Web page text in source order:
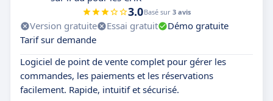
3.0Basé sur 3 avis
Version gratuite Essai gratuit
Démo gratuite
Tarif sur demande
Logiciel de point de vente complet pour gérer les
commandes, les paiements et les réservations
facilement. Rapide, intuitif et sécurisé.